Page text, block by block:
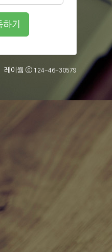
기
레이웹 ⓒ 124-46-30579